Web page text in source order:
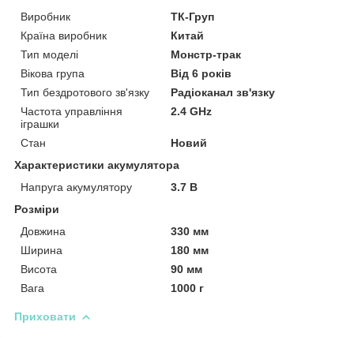
Виробник
ТК-Груп
Країна виробник
Китай
Тип моделі
Монстр-трак
Вікова група
Від 6 років
Тип бездротового зв'язку
Радіоканал зв'язку
Частота управління
іграшки
2.4 GHz
Стан
Новий
Характеристики акумулятора
Напруга акумулятору
3.7 В
Розміри
Довжина
330 мм
Ширина
180 мм
Висота
90 мм
Вага
1000 г
Приховати